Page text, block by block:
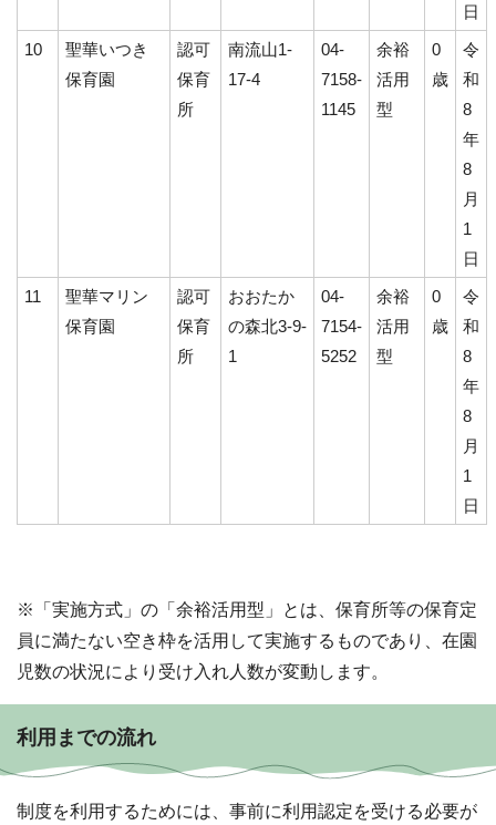
日
10
聖華いつき
保育園
認可
保育
所
南流山1-
17-4
04-
7158-
1145
余裕
活用
型
0
歳
令
和
8
年
8
月
1
日
11
聖華マリン
保育園
認可
保育
所
おおたか
の森北3-9-
1
04-
7154-
5252
余裕
活用
型
0
歳
令
和
8
年
8
月
1
日
※「実施方式」の「余裕活用型」とは、保育所等の保育定
員に満たない空き枠を活用して実施するものであり、在園
児数の状況により受け入れ人数が変動します。
利用までの流れ
制度を利用するためには、事前に利用認定を受ける必要が